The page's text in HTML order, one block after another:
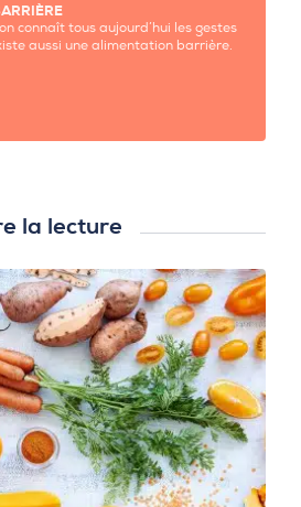
connaît tous aujourd’hui les gestes
aussi une alimentation barrière.
la lecture